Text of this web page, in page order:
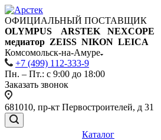
ОФИЦИАЛЬНЫЙ ПОСТАВЩИК
OLYMPUS ARSTEK NEXCOPE
медиатор ZEISS NIKON LEICA
Комсомольск-на-Амуре
+7 (499) 112-333-9
Пн. – Пт.: с 9:00 до 18:00
Заказать звонок
681010, пр-кт Первостроителей, д 31
Каталог